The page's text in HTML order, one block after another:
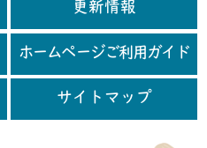
更新情報
ホームページご利用ガイド
サイトマップ